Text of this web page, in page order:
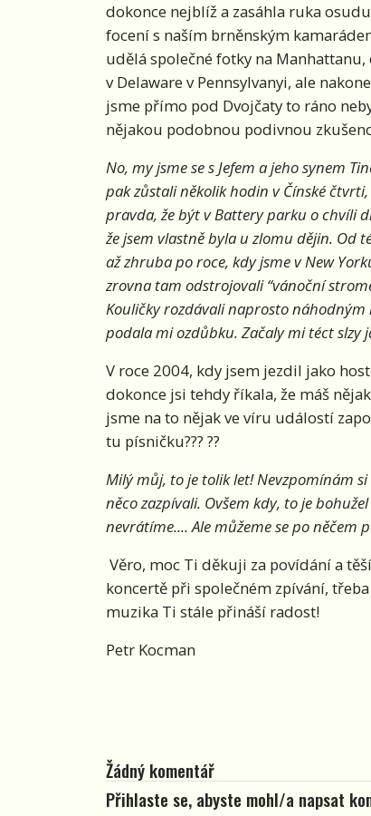
dokonce nejblíž a zasáhla ruka
focení s naším brněnským
udělá společné fotky na
v Delaware v Pennsylvanyi, ale
jsme přímo pod Dvojčaty to ráno
nějakou podobnou podivnou
No, my jsme se s Jefem a jeho synem
pak zůstali několik hodin v Čínské
pravda, že být v Battery parku o chvíli
že jsem vlastně byla u zlomu dějin. Od
až zhruba po roce, kdy jsme v New
zrovna tam odstrojovali “vánoční
Kouličky rozdávali naprosto
podala mi ozdůbku. Začaly mi téct slzy
V roce 2004, kdy jsem jezdil jako
dokonce jsi tehdy říkala, že máš
jsme na to nějak ve víru událostí
tu písničku??? ??
Milý můj, to je tolik let! Nevzpomínám
něco zazpívali. Ovšem kdy, to je
nevrátíme.... Ale můžeme se po
Věro, moc Ti děkuji za povídání a
koncertě při společném zpívání,
muzika Ti stále přináší radost!
Petr Kocman
Žádný komentář
Přihlaste se, abyste mohl/a napsat